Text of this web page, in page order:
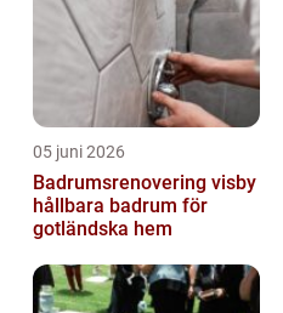
05 juni 2026
Badrumsrenovering visby
hållbara badrum för
gotländska hem